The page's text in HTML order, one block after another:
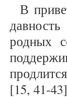
В
родных
[15, 41-